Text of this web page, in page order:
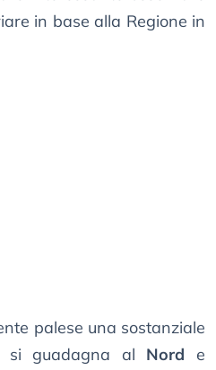
in base alla Regione in
palese una sostanziale
si guadagna al Nord e